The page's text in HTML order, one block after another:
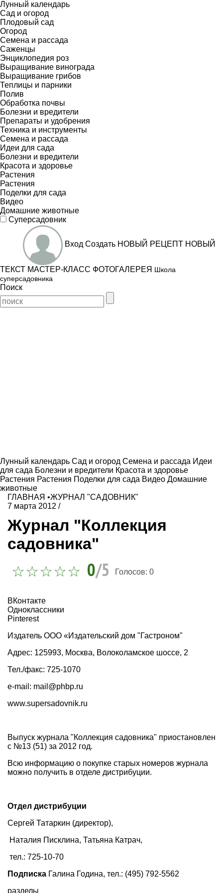
Лунный календарь
Сад и огород
Плодовый сад
Огород
Семена и рассада
Саженцы
Энциклопедия роз
Выращивание винограда
Выращивание грибов
Теплицы и парники
Полив
Обработка почвы
Болезни и вредители
Препараты и удобрения
Техника и инструменты
Семена и рассада
Идеи для сада
Болезни и вредители
Красота и здоровье
Растения
Растения
Поделки для сада
Видео
Домашние животные
Суперсадовник
Вход Создать НОВЫЙ РЕЦЕПТ НОВЫЙ
ТЕКСТ МАСТЕР-КЛАСС ФОТОГАЛЕРЕЯ Школа
суперсадовника
Поиск
Лунный календарь Сад и огород Семена и рассада Идеи
для сада Болезни и вредители Красота и здоровье
Растения Растения Поделки для сада Видео Домашние
животные
ГЛАВНАЯ •ЖУРНАЛ "САДОВНИК"
7 марта 2012 /
Журнал "Коллекция
садовника"
0/5 Голосов: 0
ВКонтакте
Одноклассники
Pinterest
Издатель ООО «Издательский дом "Гастроном"
Адрес: 125993, Москва, Волоколамское шоссе, 2
Тел./факс: 725-1070
e-mail: mail@phbp.ru
www.supersadovnik.ru
Выпуск журнала "Коллекция садовника" приостановлен
с №13 (51) за 2012 год.
Всю информацию о покупке старых номеров журнала
можно получить в отделе дистрибуции.
Отдел дистрибуции
Сергей Татаркин (директор),
Наталия Писклина, Татьяна Катрач,
тел.: 725-10-70
Подписка Галина Година, тел.: (495) 792-5562
разделы